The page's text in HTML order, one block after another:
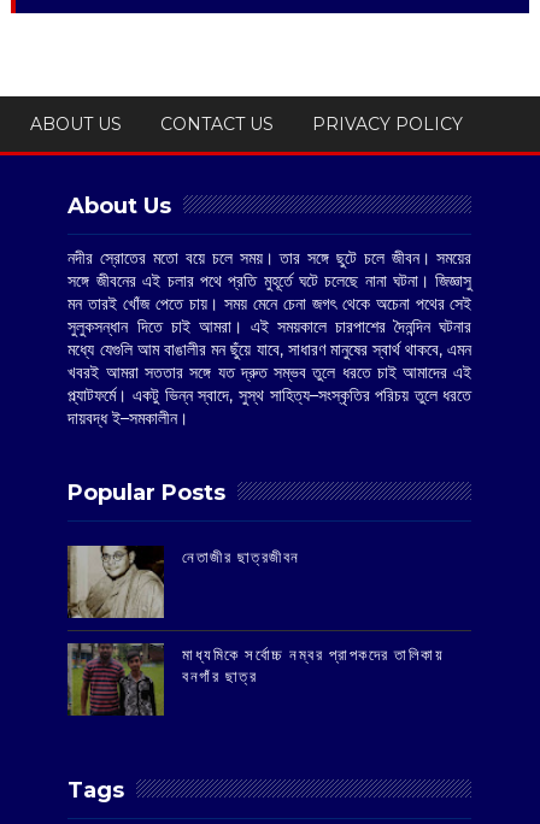
ABOUT US CONTACT US PRIVACY POLICY
About Us
নদীর স্রোতের মতো বয়ে চলে সময়। তার সঙ্গে ছুটে চলে জীবন। সময়ের
সঙ্গে জীবনের এই চলার পথে প্রতি মুহূর্তে ঘটে চলেছে নানা ঘটনা। জিজ্ঞাসু
মন তারই খোঁজ পেতে চায়। সময় মেনে চেনা জগৎ থেকে অচেনা পথের সেই
সুলুকসন্ধান দিতে চাই আমরা। এই সময়কালে চারপাশের দৈনন্দিন ঘটনার
মধ্যে যেগুলি আম বাঙালীর মন ছুঁয়ে যাবে, সাধারণ মানুষের স্বার্থ থাকবে, এমন
খবরই আমরা সততার সঙ্গে যত দ্রুত সম্ভব তুলে ধরতে চাই আমাদের এই
প্ল্যাটফর্মে। একটু ভিন্ন স্বাদে, সুস্থ সাহিত্য–সংস্কৃতির পরিচয় তুলে ধরতে
দায়বদ্ধ ই–সমকালীন।
Popular Posts
‌নেতাজীর ছাত্রজীবন
মাধ্যমিকে সর্বোচ্চ নম্বর প্রাপকদের তালিকায়
বনগাঁর ছাত্র
Tags